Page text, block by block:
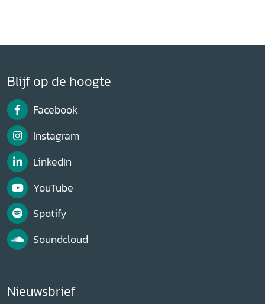
Blijf op de hoogte
Facebook
Instagram
LinkedIn
YouTube
Spotify
Soundcloud
Nieuwsbrief